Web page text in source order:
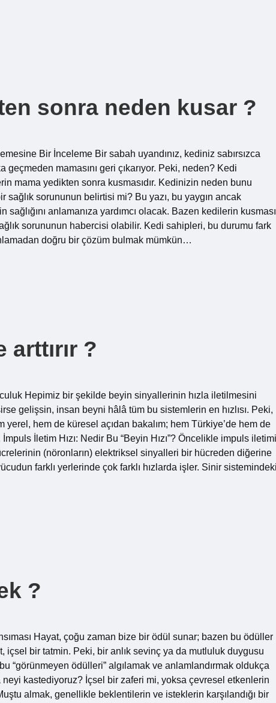
sonra neden kusar ?
Bir İnceleme Bir sabah uyandınız, kediniz sabırsızca
mamasını geri çıkarıyor. Peki, neden? Kedi
mama yedikten sonra kusmasıdır. Kedinizin neden bunu
sağlık sorununun belirtisi mi? Bu yazı, bu yaygın ancak
anlamanıza yardımcı olacak. Bazen kedilerin kusması
sorununun habercisi olabilir. Kedi sahipleri, bu durumu fark
doğru bir çözüm bulmak mümkün…
arttırır ?
Hepimiz bir şekilde beyin sinyallerinin hızla iletilmesini
gelişsin, insan beyni hâlâ tüm bu sistemlerin en hızlısı. Peki,
yerel, hem de küresel açıdan bakalım; hem Türkiye’de hem de
İletim Hızı: Nedir Bu “Beyin Hızı”? Öncelikle impuls iletimi
(nöronların) elektriksel sinyalleri bir hücreden diğerine
farklı yerlerinde çok farklı hızlarda işler. Sinir
?
Hayat, çoğu zaman bize bir ödül sunar; bazen bu ödüller
bir tatmin. Peki, bir anlık sevinç ya da mutluluk duygusu
“görünmeyen ödülleri” algılamak ve anlamlandırmak oldukça
kastediyoruz? İçsel bir zaferi mi, yoksa çevresel etkenlerin
almak, genellikle beklentilerin ve isteklerin karşılandığı bir